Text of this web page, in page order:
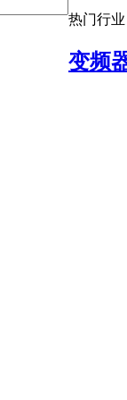
热门行业
变频